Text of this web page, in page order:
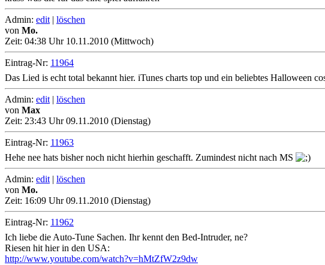
Admin: edit | löschen
von Mo.
Zeit: 04:38 Uhr 10.11.2010 (Mittwoch)
Eintrag-Nr: 11964
Das Lied is echt total bekannt hier. iTunes charts top und ein beliebtes Halloween
Admin: edit | löschen
von Max
Zeit: 23:43 Uhr 09.11.2010 (Dienstag)
Eintrag-Nr: 11963
Hehe nee hats bisher noch nicht hierhin geschafft. Zumindest nicht nach MS
Admin: edit | löschen
von Mo.
Zeit: 16:09 Uhr 09.11.2010 (Dienstag)
Eintrag-Nr: 11962
Ich liebe die Auto-Tune Sachen. Ihr kennt den Bed-Intruder, ne?
Riesen hit hier in den USA:
http://www.youtube.com/watch?v=hMtZfW2z9dw